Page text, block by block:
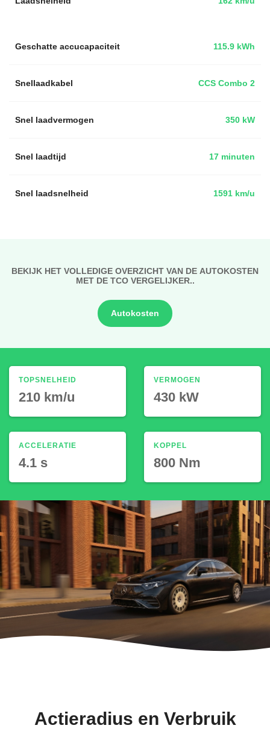
115.9 kWh
Geschatte accucapaciteit
Snellaadkabel CCS Combo 2
Snel laadvermogen 350 kW
Snel laadtijd 17 minuten
Snel laadsnelheid 1591 km/u
BEKIJK HET VOLLEDIGE OVERZICHT VAN DE AUTOKOSTEN
MET DE TCO VERGELIJKER..
Autokosten
TOPSNELHEID
210 km/u
ACCELERATIE
4.1 s
VERMOGEN
430 kW
KOPPEL
800 Nm
Actieradius en Verbruik